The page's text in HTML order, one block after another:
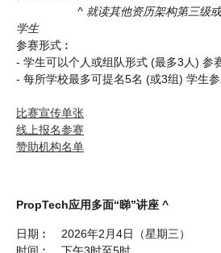
^ 就读其他资历架构第三级
学生
参赛形式︰
- 学生可以个人或组队形式 (最多3人) 参
- 每所学校最多可提名5名 (或3组) 学生
比赛宣传单张
线上报名参赛
赞助机构名单
PropTech应用多面“睇”讲座 ^
日期︰ 2026年2月4日（星期三）